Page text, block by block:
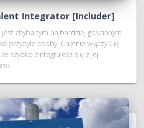
Integrator [Includer]
chyba tym najbardziej gościnnym
przybyłe osoby. Chętnie włączy Cię
szybko zintegrujesz się z jej